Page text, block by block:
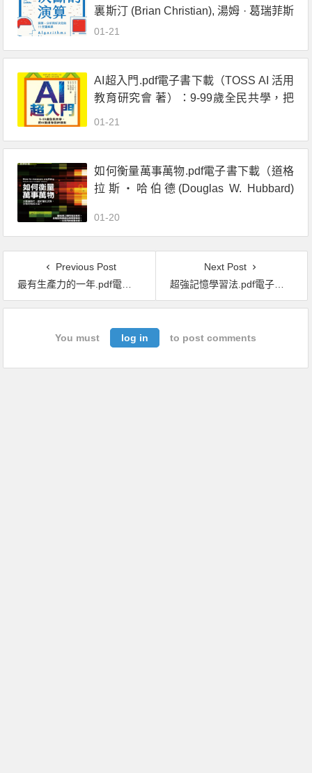
裏斯汀 (Brian Christian), 湯姆 · 葛瑞菲斯
(Tom Griffiths) 著）:預測、分析與好決定
01-21
AI超入門.pdf電子書下載（TOSS AI 活用
教育研究會 著）：9-99歲全民共學，把
01-21
如何衡量萬事萬物.pdf電子書下載（道格
拉斯‧哈伯德(Douglas W. Hubbard)
析的有效方法
01-20
Previous Post
最有生產力的一年.pdf電子書下載（克裏斯．貝利 著）
Next Post
超強記憶學習法.pdf電子書下載（彼得 · 霍林斯 (Peter Hollins) 著）：用遺忘、複習的學習周期，加速理解與維持記憶
You must log in to post comments